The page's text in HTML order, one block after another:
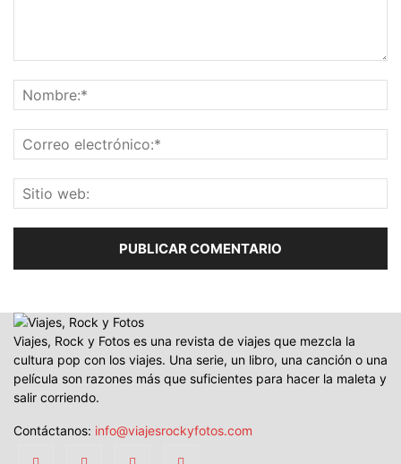
Viajes, Rock y Fotos es una revista de viajes que mezcla la
cultura pop con los viajes. Una serie, un libro, una canción o una
película son razones más que suficientes para hacer la maleta y
salir corriendo.
Contáctanos: info@viajesrockyfotos.com